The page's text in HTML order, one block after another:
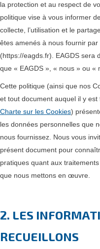
la protection et au respect de
politique vise à vous informer
collecte, l’utilisation et le
êtes amenés à nous fournir
(https://eagds.fr). EAGDS sera
que « EAGDS », « nous » ou «
Cette politique (ainsi que nos
et tout document auquel il y
Charte sur les Cookies)
les données personnelles que
nous fournissez. Nous vous
présent document pour
pratiques quant aux
que nous mettons en œuvre.
2. LES
RECUEILLONS